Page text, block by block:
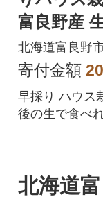
富良野産
れる白い
シ 10本
北海道富良野
寄付金額
早採り ハウス
後の生で食べ
北海道